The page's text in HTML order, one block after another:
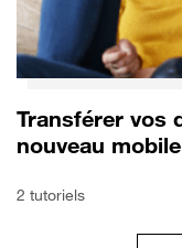
Transférer vos
nouveau mobile
2 tutoriels